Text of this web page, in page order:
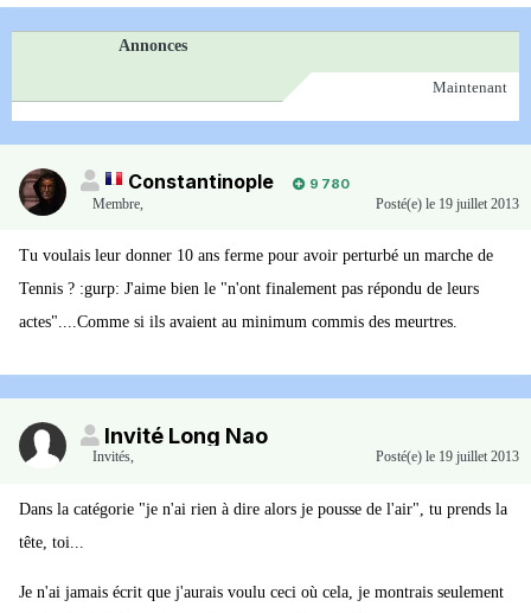
Annonces
Maintenant
Constantinople
9 780
Membre, Posté(e) le 19 juillet 2013
Tu voulais leur donner 10 ans ferme pour avoir perturbé un marche de
Tennis ? :gurp: J'aime bien le "n'ont finalement pas répondu de leurs
actes"....Comme si ils avaient au minimum commis des meurtres.
Invité Long Nao
Invités, Posté(e) le 19 juillet 2013
Dans la catégorie "je n'ai rien à dire alors je pousse de l'air", tu prends la
tête, toi...
Je n'ai jamais écrit que j'aurais voulu ceci où cela, je montrais seulement